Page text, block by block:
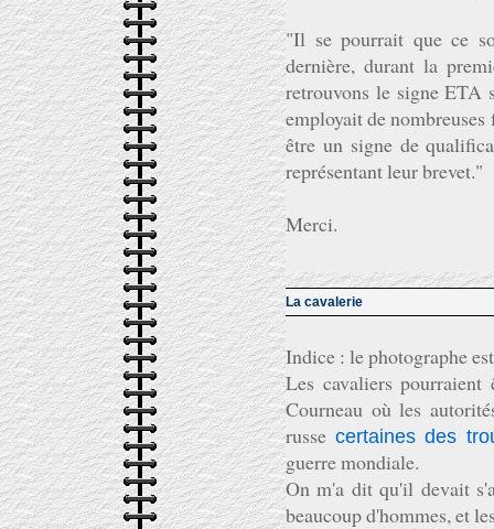
"Il se pourrait que ce
dernière, durant la
retrouvons le signe ETA
employait de nombreuses
être un signe de
représentant leur brevet."
Merci.
La cavalerie
Indice : le photographe
Les cavaliers pourraient
Courneau où les
russe certaines des
guerre mondiale.
On m'a dit qu'il devait
beaucoup d'hommes, et